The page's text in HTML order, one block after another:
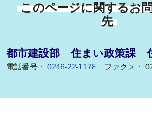
このページに関するお
先
都市建設部 住まい政策課
電話番号：0246-22-1178 ファクス：